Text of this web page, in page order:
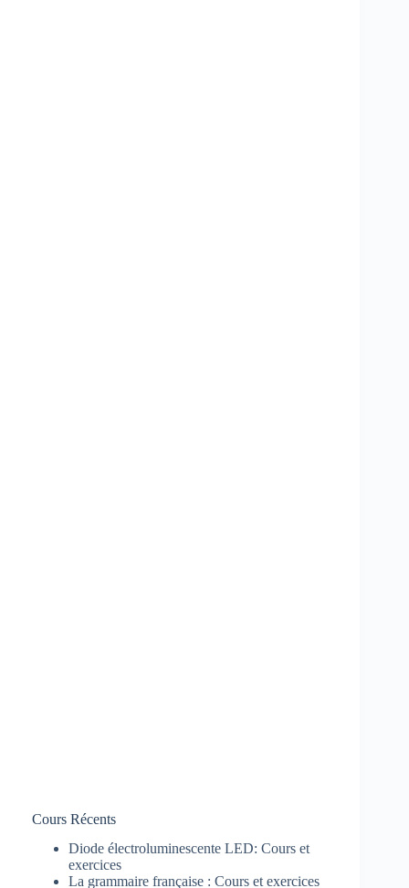
Cours Récents
Diode électroluminescente LED: Cours et
exercices
La grammaire française : Cours et exercices